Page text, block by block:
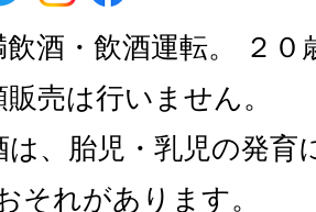
酒・飲酒運転。 ２０
売は行いません。
、胎児・乳児の発育
それがあります。